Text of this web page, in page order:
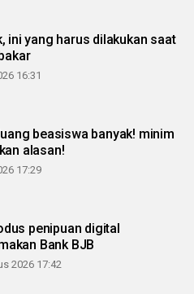
ini yang harus dilakukan saat
16:31
beasiswa banyak! minim
alasan!
17:29
penipuan digital
Bank BJB
2026 17:42